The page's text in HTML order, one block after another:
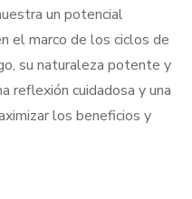
un potencial
el marco de los ciclos de
su naturaleza potente y
reflexión cuidadosa y una
los beneficios y